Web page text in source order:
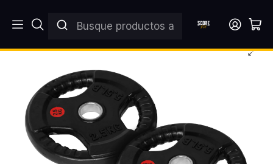
Par Discos 2,5 Kg Grip Preolímpicos